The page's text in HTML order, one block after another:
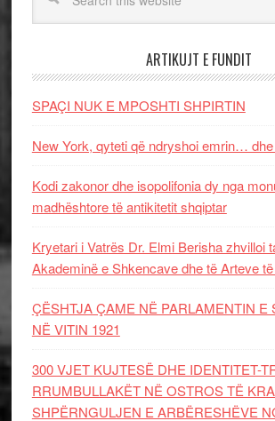
ARTIKUJT E FUNDIT
SPAÇI NUK E MPOSHTI SHPIRTIN
New York, qyteti që ndryshoi emrin…
Kodi zakonor dhe isopolifonia dy nga
madhështore të antikitetit shqiptar
Kryetari i Vatrës Dr. Elmi Berisha zhvilloi
Akademinë e Shkencave dhe të Arteve
ÇËSHTJA ÇAME NË PARLAMENTIN E
NË VITIN 1921
300 VJET KUJTESË DHE IDENTITET-
RRUMBULLAKËT NË OSTROS TË
SHPËRNGULJEN E ARBËRESHËVE